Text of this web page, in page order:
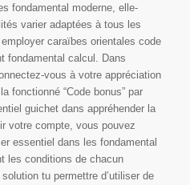
fondamental moderne, elle-
varier adaptées à tous les
caraïbes orientales code
fondamental calcul. Dans
vous à votre appréciation
fonctionné “Code bonus” par
guichet dans appréhender la
votre compte, vous pouvez
essentiel dans les fondamental
les conditions de chacun
tu permettre d’utiliser de